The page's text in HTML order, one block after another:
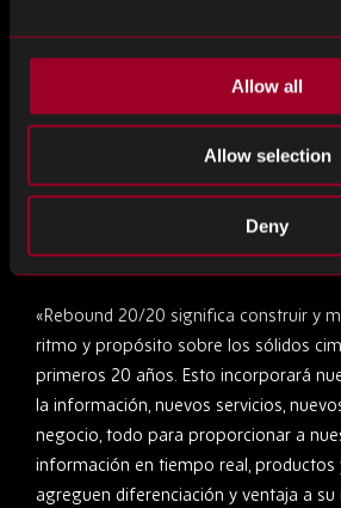
Allow all
Allow selection
Deny
proporcionado. Los próximos 20
ágiles, flexibles, creativos y receptivos
escuchamos a nuestros clientes y
Grant añadido:
«Rebound 20/20 significa construir y
ritmo y propósito sobre los sólidos
primeros 20 años. Esto incorporará
la información, nuevos servicios,
negocio, todo para proporcionar a
información en tiempo real, productos
agreguen diferenciación y ventaja a